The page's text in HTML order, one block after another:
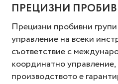
ПРЕЦИЗНИ
Прецизни пробивни
управление на всеки
съответствие с
координатно управление,
производството е